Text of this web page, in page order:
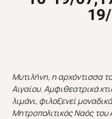
Μυτιλήνη, η αρχόντισσα
Αιγαίου. Αμφιθεατρικά
λιμάνι, φιλοξενεί
Μητροπολιτικός Ναός του